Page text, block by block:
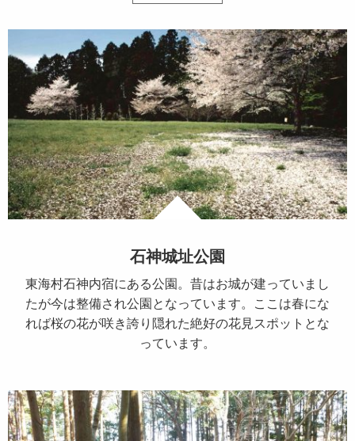
石神城址公園
東海村石神内宿にある公園。昔はお城が建っていまし
たが今は整備され公園となっています。ここは春にな
れば桜の花が咲き誇り隠れた絶好の花見スポットとな
っています。